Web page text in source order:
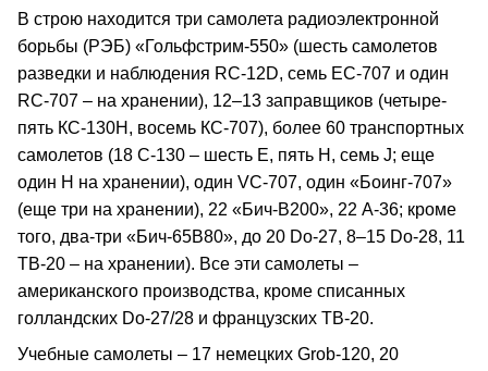
В строю находится три самолета радиоэлектронной
борьбы (РЭБ) «Гольфстрим-550» (шесть самолетов
разведки и наблюдения RC-12D, семь ЕС-707 и один
RC-707 – на хранении), 12–13 заправщиков (четыре-
пять КС-130Н, восемь КС-707), более 60 транспортных
самолетов (18 С-130 – шесть Е, пять Н, семь J; еще
один Н на хранении), один VC-707, один «Боинг-707»
(еще три на хранении), 22 «Бич-В200», 22 А-36; кроме
того, два-три «Бич-65В80», до 20 Do-27, 8–15 Do-28, 11
TB-20 – на хранении). Все эти самолеты –
американского производства, кроме списанных
голландских Do-27/28 и французских ТВ-20.
Учебные самолеты – 17 немецких Grob-120, 20